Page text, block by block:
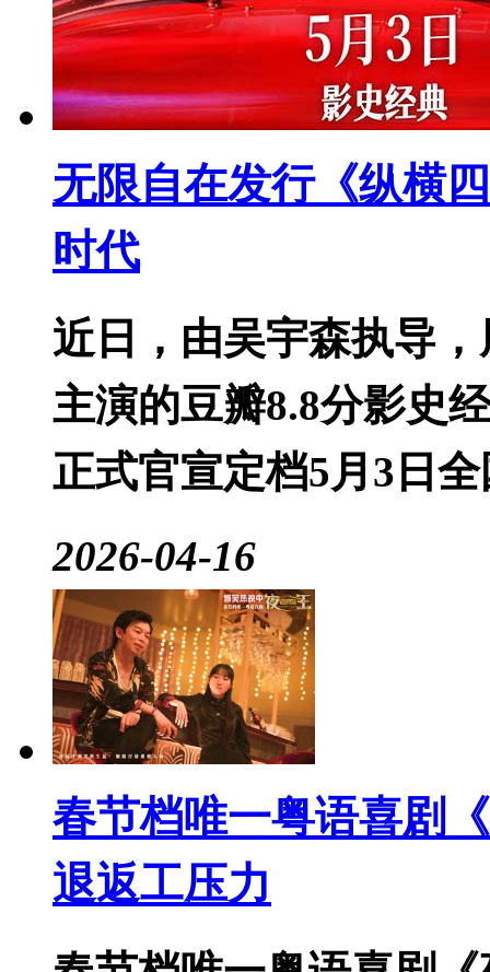
无限自在发行《纵横
时代
近日，由吴宇森执导
主演的豆瓣8.8分影史
正式官宣定档5月3日
2026-04-16
春节档唯一粤语喜剧
退返工压力